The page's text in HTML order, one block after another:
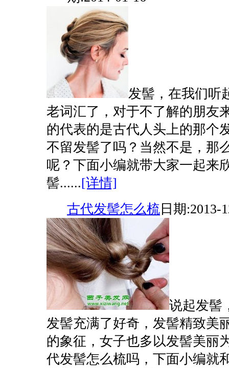
发髻，在我们听
老词汇了，对于不了解的朋友
的代表的是古代人头上的那个
不留发髻了吗？当然不是，那
呢？下面小编就带大家一起来
髻......[详情]
古代发髻怎么梳日期:2013-
说起发髻
发髻充满了好奇，发髻精致美
的象征，女子也多以发髻美丽
代发髻怎么梳吗，下面小编就